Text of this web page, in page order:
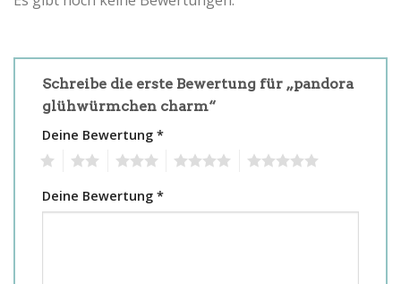
Schreibe die erste Bewertung für „pandora
glühwürmchen charm“
Deine Bewertung *
Deine Bewertung *